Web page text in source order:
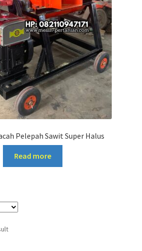
Pelepah Sawit Super Halus
Read more